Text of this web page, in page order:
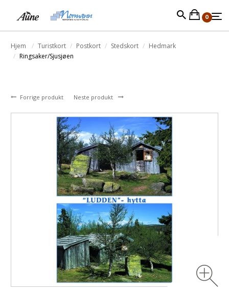
0
Hjem Turistkort Postkort Stedskort
Hedmark
Ringsaker/Sjusjøen
Forrige produkt Neste produkt